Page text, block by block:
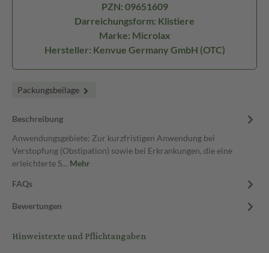
PZN: 09651609
Darreichungsform: Klistiere
Marke: Microlax
Hersteller: Kenvue Germany GmbH (OTC)
Packungsbeilage
Beschreibung
Anwendungsgebiete: Zur kurzfristigen Anwendung bei
Verstopfung (Obstipation) sowie bei Erkrankungen, die eine
erleichterte S… Mehr
FAQs
Bewertungen
Hinweistexte und Pflichtangaben